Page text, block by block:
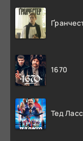
1670
Тед